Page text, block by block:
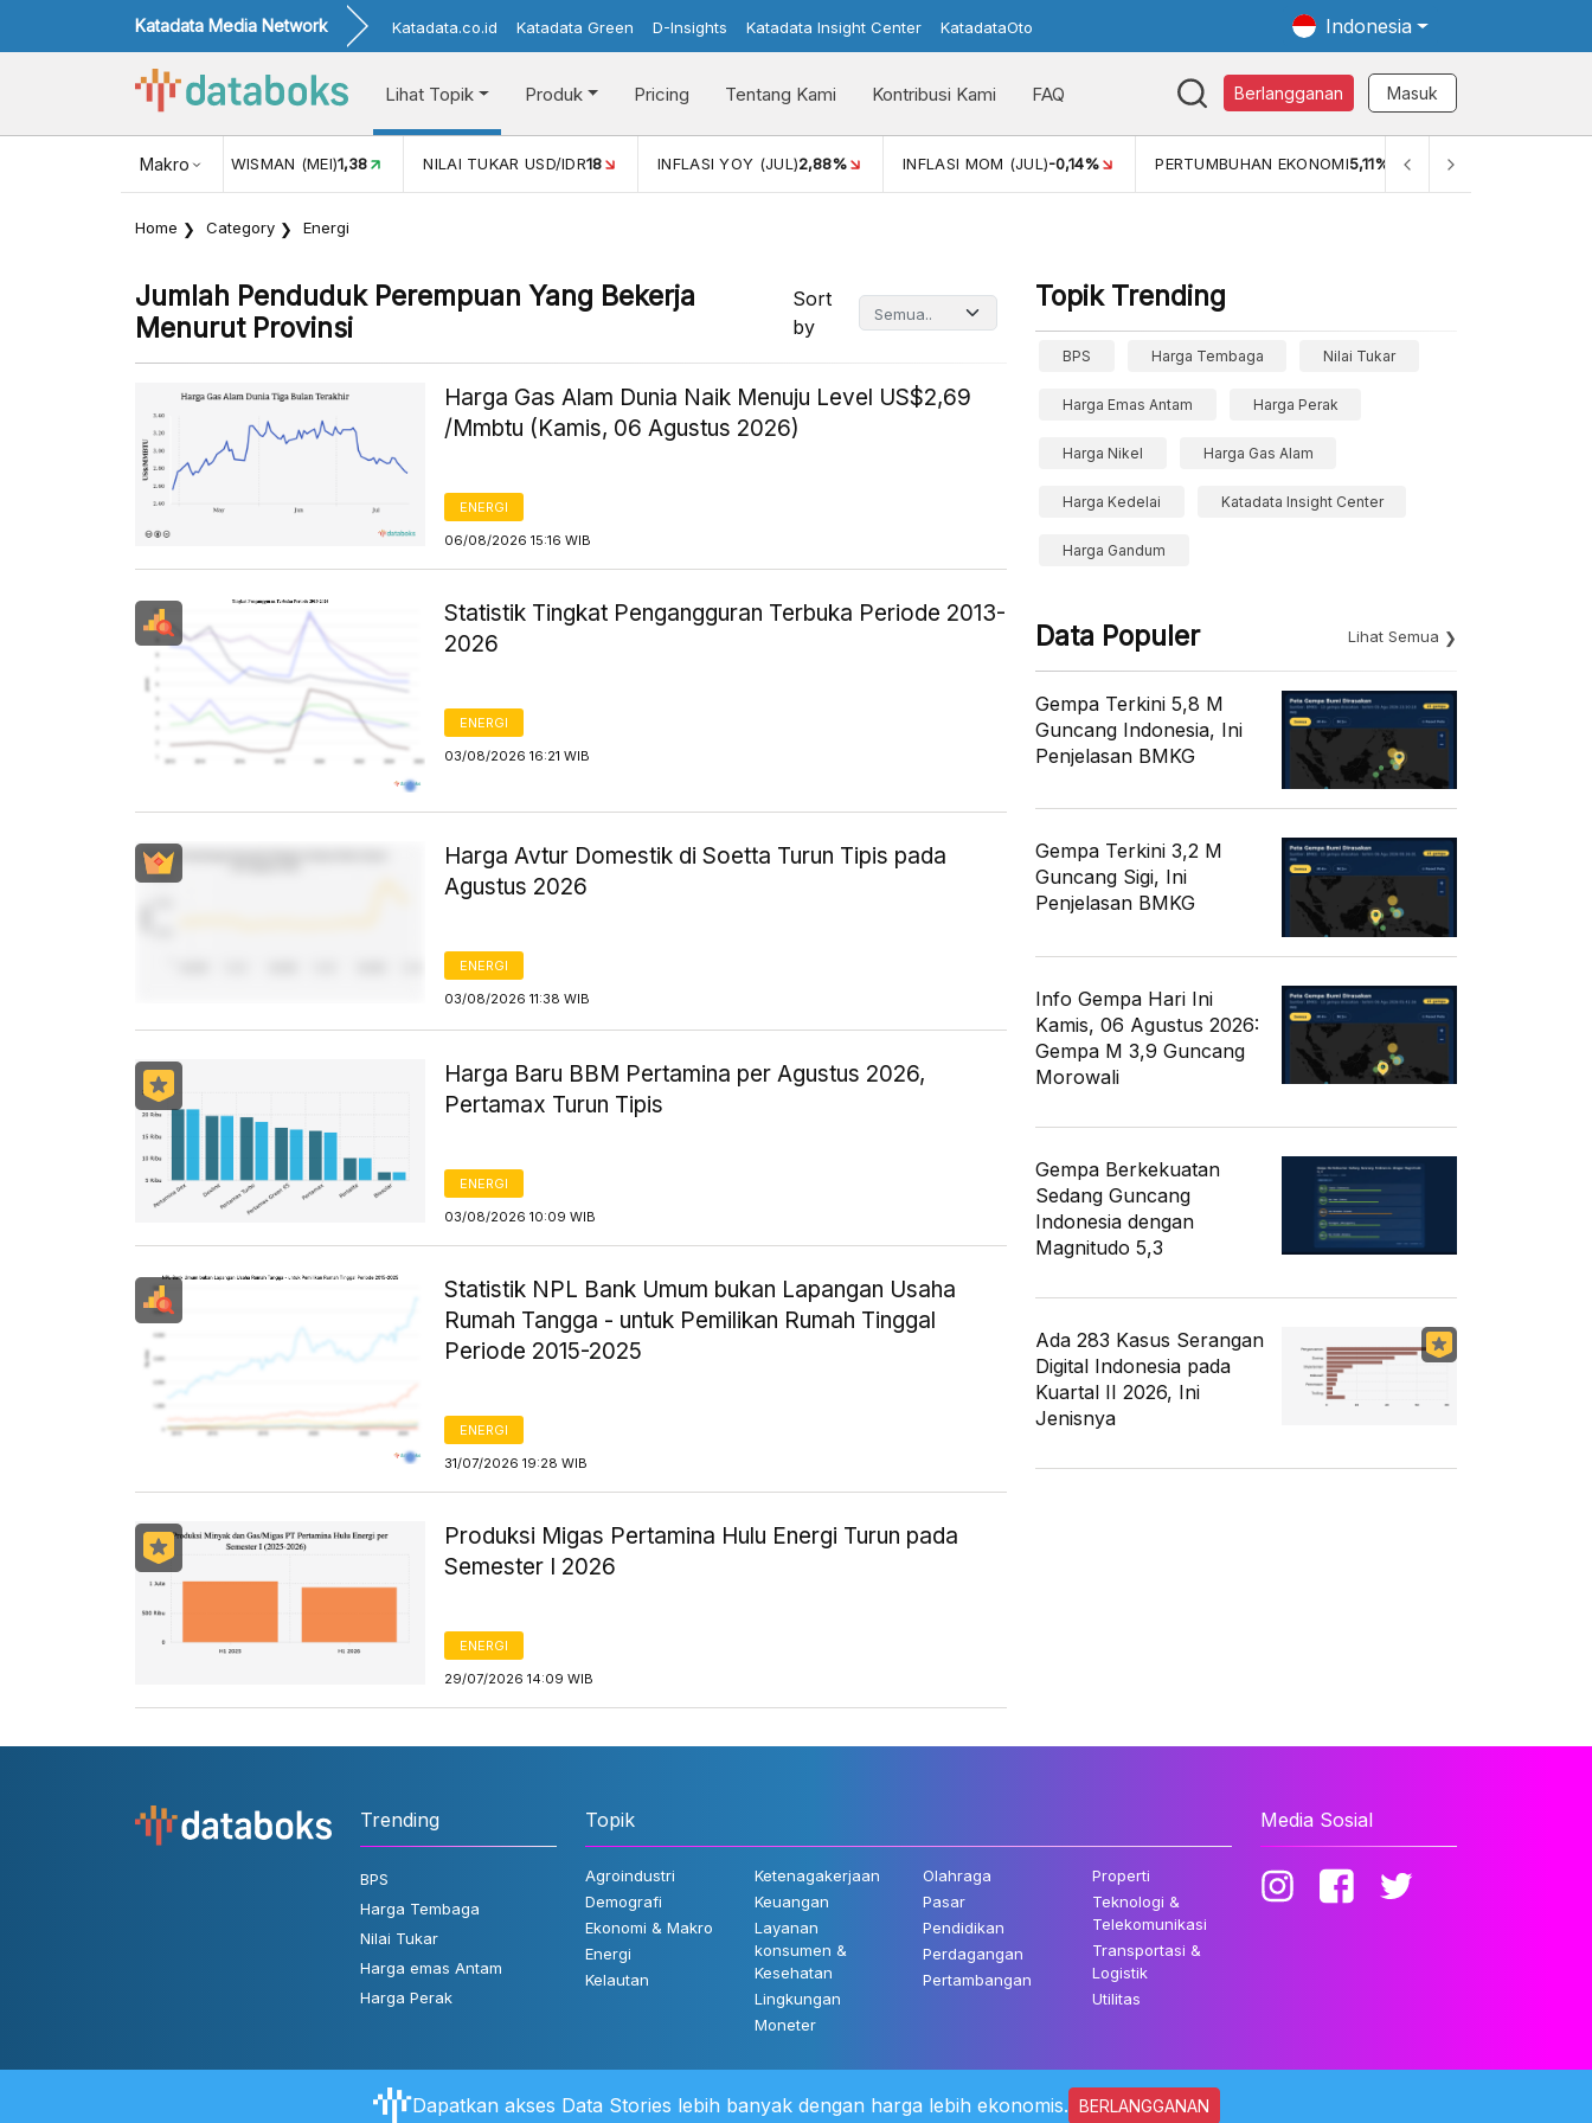
Katadata Media Network Katadata.co.id Katadata Green D-Insights Katadata Insight Center KatadataOto Indonesia
Lihat Topik Produk Pricing Tentang Kami Kontribusi Kami FAQ Berlangganan Masuk
Makro
KUNJUNGAN WISMAN (MEI)1,38 NILAI TUKAR USD/IDR18 INFLASI YOY (JUL)2,88% INFLASI MOM (JUL)-0,14% PERTUMBUHAN EKONOMI5,11% PERTUMBUHAN
Home Category Energi
Jumlah Penduduk Perempuan Yang Bekerja
Menurut Provinsi
Sort
by
Harga Gas Alam Dunia Naik Menuju Level US$2,69
/Mmbtu (Kamis, 06 Agustus 2026)
ENERGI
06/08/2026 15:16 WIB
Statistik Tingkat Pengangguran Terbuka Periode 2013-
2026
ENERGI
03/08/2026 16:21 WIB
Harga Avtur Domestik di Soetta Turun Tipis pada
Agustus 2026
ENERGI
03/08/2026 11:38 WIB
Harga Baru BBM Pertamina per Agustus 2026,
Pertamax Turun Tipis
ENERGI
03/08/2026 10:09 WIB
Statistik NPL Bank Umum bukan Lapangan Usaha
Rumah Tangga - untuk Pemilikan Rumah Tinggal
Periode 2015-2025
ENERGI
31/07/2026 19:28 WIB
Produksi Migas Pertamina Hulu Energi Turun pada
Semester I 2026
ENERGI
29/07/2026 14:09 WIB
Topik Trending
BPS Harga Tembaga Nilai Tukar
Harga Emas Antam Harga Perak
Harga Nikel Harga Gas Alam
Harga Kedelai Katadata Insight Center
Harga Gandum
Data Populer Lihat Semua
Gempa Terkini 5,8 M
Guncang Indonesia, Ini
Penjelasan BMKG
Gempa Terkini 3,2 M
Guncang Sigi, Ini
Penjelasan BMKG
Info Gempa Hari Ini
Kamis, 06 Agustus 2026:
Gempa M 3,9 Guncang
Morowali
Gempa Berkekuatan
Sedang Guncang
Indonesia dengan
Magnitudo 5,3
Ada 283 Kasus Serangan
Digital Indonesia pada
Kuartal II 2026, Ini
Jenisnya
Trending
BPS
Harga Tembaga
Nilai Tukar
Harga emas Antam
Harga Perak
Topik
Agroindustri
Demografi
Ekonomi & Makro
Energi
Kelautan
Ketenagakerjaan
Keuangan
Layanan
konsumen &
Kesehatan
Lingkungan
Moneter
Olahraga
Pasar
Pendidikan
Perdagangan
Pertambangan
Properti
Teknologi &
Telekomunikasi
Transportasi &
Logistik
Utilitas
Media Sosial
Aturan Pengguna FAQ Hubungi Kami ©2022 Katadata. Hak cipta dilindungi Undang-undang.
Dapatkan akses Data Stories lebih banyak dengan harga lebih ekonomis. BERLANGGANAN